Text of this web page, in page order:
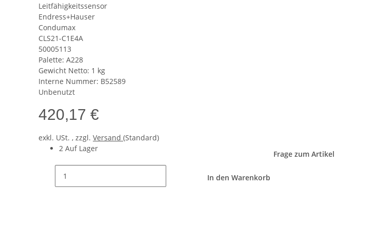
Leitfähigkeitssensor
Endress+Hauser
Condumax
CLS21-C1E4A
50005113
Palette: A228
Gewicht Netto: 1 kg
Interne Nummer: B52589
Unbenutzt
420,17 €
exkl. USt. , zzgl. Versand (Standard)
2 Auf Lager
Frage zum Artikel
In den Warenkorb